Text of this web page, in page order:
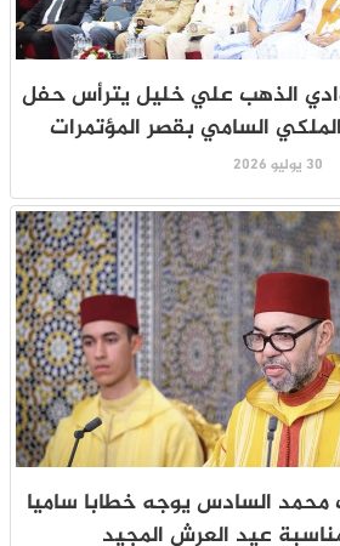
الذهب علي خليل يترأس حفل
السامي بقصر المؤتمرات
30 يوليو 2026
محمد السادس يوجه خطابا ساميا
عيد العرش المجيد